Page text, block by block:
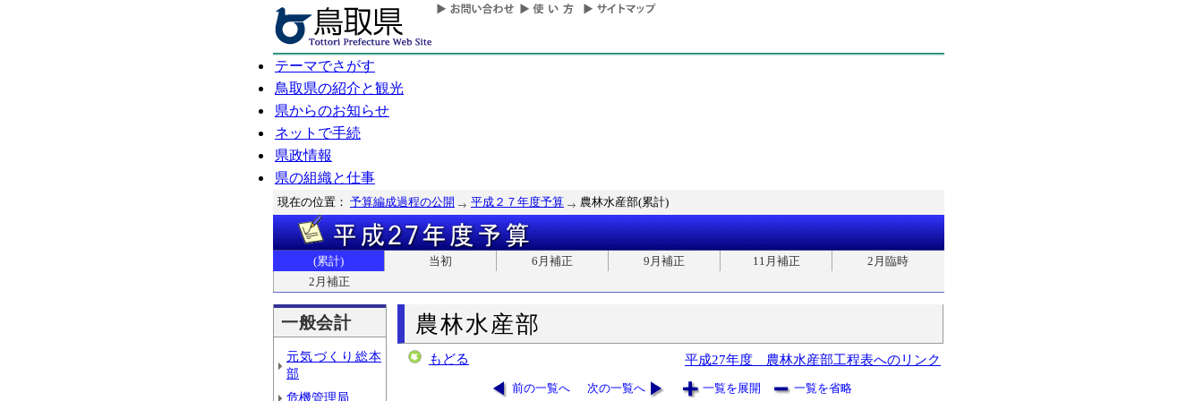
テーマでさがす
鳥取県の紹介と観光
県からのお知らせ
ネットで手続
県政情報
県の組織と仕事
現在の位置： 予算編成過程の公開 平成２７年度予算 農林水産部(累計)
(累計) 当初 6月補正 9月補正 11月補正
2月臨時
2月補正
一般会計
元気づくり総本
部
危機管理局
農林水産部
もどる 平成27年度 農林水産部工程表へのリンク
前の一覧へ 次の一覧へ 一覧を展開 一覧を省略